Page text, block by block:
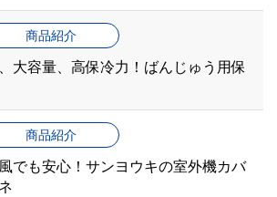
商品紹介
大容量、高保冷力！ばんじゅう用保
商品紹介
でも安心！サンヨウキの室外機カバ